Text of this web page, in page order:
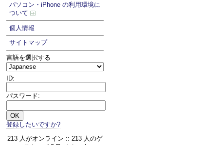
パソコン・iPhone の利用環境に
ついて
個人情報
サイトマップ
言語を選択する
ID:
パスワード:
登録したいですか?
213 人がオンライン :: 213 人のゲ